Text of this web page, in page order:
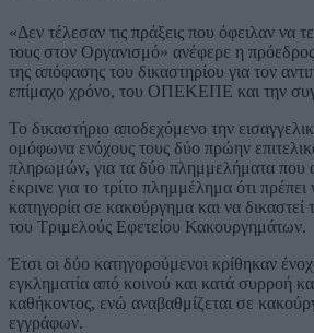
«Δεν τέλεσαν τις πράξεις που όφειλαν να
τους στον Οργανισμό» ανέφερε η
της απόφασης του δικαστηρίου για τον
επίμαχο χρόνο, του ΟΠΕΚΕΠΕ και την
Το δικαστήριο αποδεχόμενο την
ομόφωνα ενόχους τους δύο πρώην
πληρωμών, για τα δύο πλημμελήματα που
έκρινε για το τρίτο πλημμέλημα ότι πρέπει
κατηγορία σε κακούργημα και να δικαστεί
του Τριμελούς Εφετείου Κακουργημάτων.
Έτσι οι δύο κατηγορούμενοι κρίθηκαν
εγκληματία από κοινού και κατά συρροή
καθήκοντος, ενώ αναβαθμίζεται σε
εγγράφων.